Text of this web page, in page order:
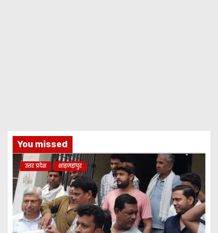
You missed
उत्तर प्रदेश शाहजहांपुर